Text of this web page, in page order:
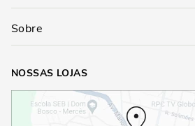
Sobre
NOSSAS LOJAS